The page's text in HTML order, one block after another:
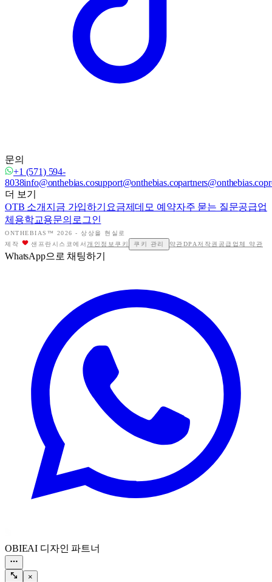
문의
+1 (571) 594-
8038info@onthebias.cosupport@onthebias.copartners@onthebias.co
더 보기
OTB 소개 지금 가입하기 요금제데모 예약자주 묻는 질문공급업
체용학교용문의 로그인
ONTHEBIAS™ 2026 - 상상을 현실로
제작
샌프란시스코에서 개인정보 쿠키 쿠키 관리 약관DPA 저작권 공급업체 약관
WhatsApp으로 채팅하기
OBIEAI 디자인 파트너
×